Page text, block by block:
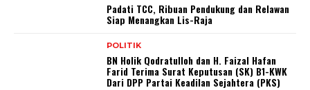
Padati TCC, Ribuan Pendukung dan Relawan
Siap Menangkan Lis-Raja
POLITIK
BN Holik Qodratulloh dan H. Faizal Hafan
Farid Terima Surat Keputusan (SK) B1-KWK
Dari DPP Partai Keadilan Sejahtera (PKS)